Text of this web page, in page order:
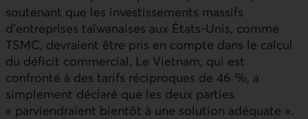
soutenant que les investissements massifs
d’entreprises taïwanaises aux États‑Unis, comme
TSMC, devraient être pris en compte dans le calcul
du déficit commercial. Le Vietnam, qui est
confronté à des tarifs réciproques de 46 %, a
simplement déclaré que les deux parties
« parviendraient bientôt à une solution adéquate ».